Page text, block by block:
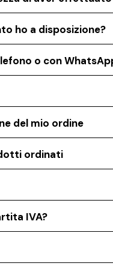
ho a disposizione?
o con
del mio ordine
ordinati
IVA?